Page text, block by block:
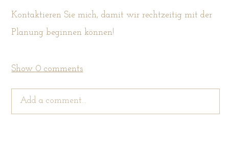
Kontaktieren Sie mich, damit wir rechtzeitig mit der
Planung beginnen können!
Show 0 comments
Add a comment...